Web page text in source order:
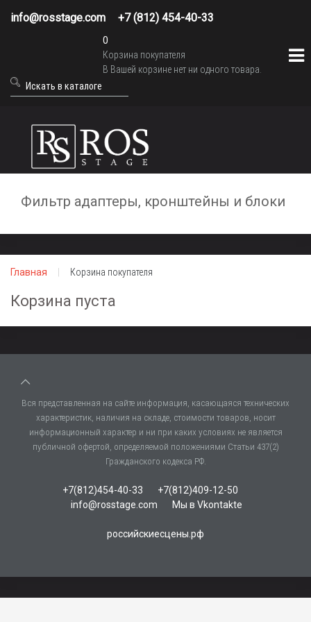
info@rosstage.com +7 (812) 454-40-33
0
Корзина покупателя
В Вашей корзине нет ни одного товара.
Фильтр адаптеры, кронштейны и блоки
Главная Корзина покупателя
Корзина пуста
Вся представленная на сайте информация, касающаяся технических
характеристик, наличия на складе, стоимости товаров, носит
информационный характер и ни при каких условиях не является
публичной офертой, определяемой положениями Статьи 437(2)
Гражданского кодекса РФ.
+7(812)454-40-33
+7(812)409-12-50
info@rosstage.com
Мы в Vkontakte
российскиесцены.рф